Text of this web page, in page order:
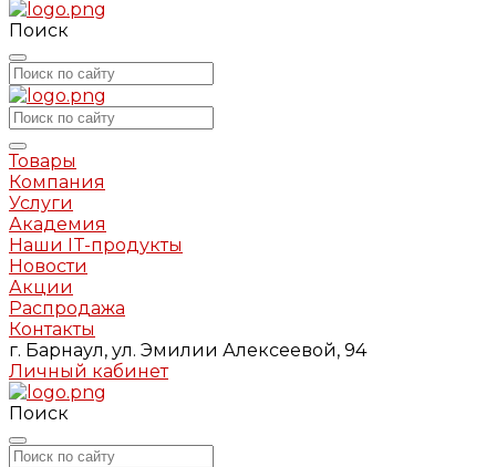
Поиск
Товары
Компания
Услуги
Академия
Наши IT-продукты
Новости
Акции
Распродажа
Контакты
г. Барнаул, ул. Эмилии Алексеевой, 94
Личный кабинет
Поиск